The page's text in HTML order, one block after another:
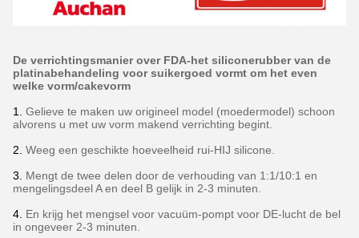
De verrichtingsmanier over FDA-het siliconerubber van de
platinabehandeling voor suikergoed vormt om het even
welke vorm/cakevorm
1. Gelieve te maken uw origineel model (moedermodel) schoon
alvorens u met uw vorm makend verrichting begint.
2. Weeg een geschikte hoeveelheid rui-HIJ silicone.
3. Mengt de twee delen door de verhouding van 1:1/10:1 en
mengelingsdeel A en deel B gelijk in 2-3 minuten.
4. En krijg het mengsel voor vacuüm-pompt voor DE-lucht de bel
in ongeveer 2-3 minuten.